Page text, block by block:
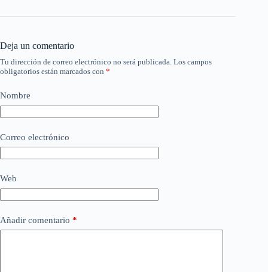
Deja un comentario
Tu dirección de correo electrónico no será publicada. Los campos
obligatorios están marcados con *
Nombre
Correo electrónico
Web
Añadir comentario *